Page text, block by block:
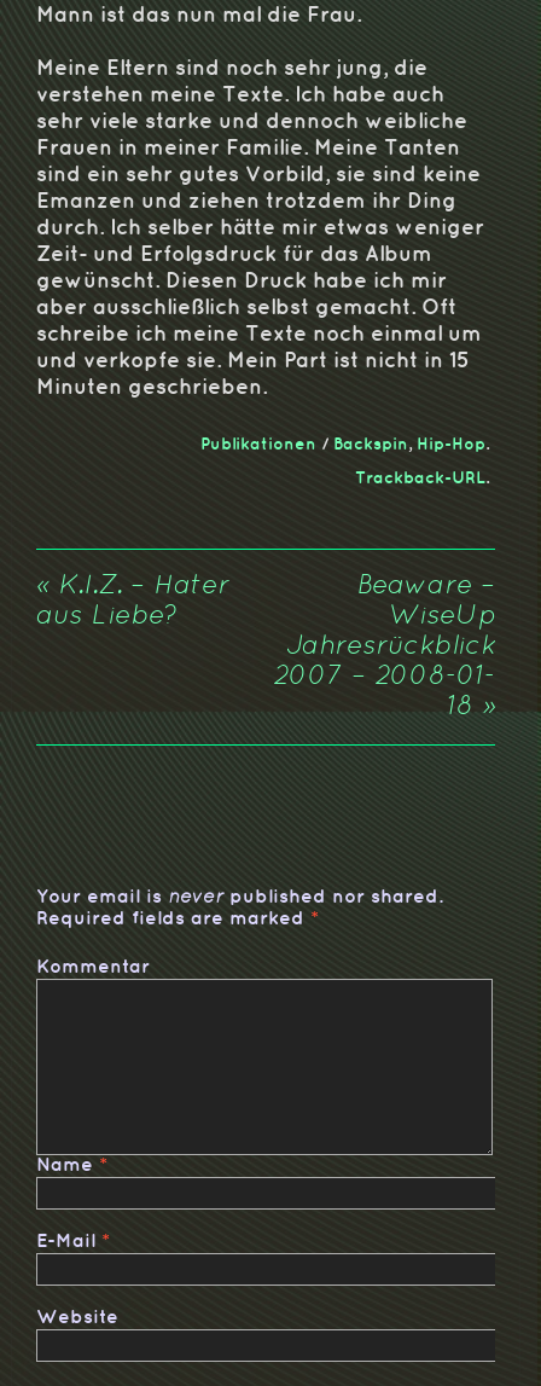
Mann ist das nun mal die Frau.
Meine Eltern sind noch sehr jung, die
verstehen meine Texte. Ich habe auch
sehr viele starke und dennoch weibliche
Frauen in meiner Familie. Meine Tanten
sind ein sehr gutes Vorbild, sie sind keine
Emanzen und ziehen trotzdem ihr Ding
durch. Ich selber hätte mir etwas weniger
Zeit- und Erfolgsdruck für das Album
gewünscht. Diesen Druck habe ich mir
aber ausschließlich selbst gemacht. Oft
schreibe ich meine Texte noch einmal um
und verkopfe sie. Mein Part ist nicht in 15
Minuten geschrieben.
Publikationen / Backspin Hip-Hop
Trackback-URL
« K.I.Z. – Hater
aus Liebe?
Beaware –
WiseUp
Jahresrückblick
2007 – 2008-01-
18 »
Your email is neverpublished nor shared.
Required fields are marked *
Kommentar
Name *
E-Mail *
Website